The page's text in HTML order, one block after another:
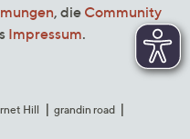
, die Community
Impressum.
Hill
grandin road